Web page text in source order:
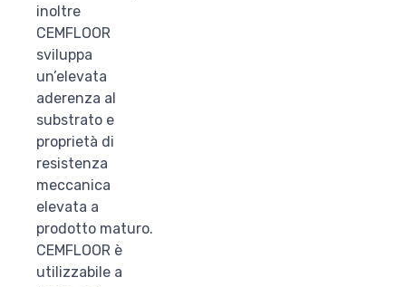
inoltre
CEMFLOOR
sviluppa
un’elevata
aderenza al
substrato e
proprietà di
resistenza
meccanica
elevata a
prodotto maturo.
CEMFLOOR è
utilizzabile a